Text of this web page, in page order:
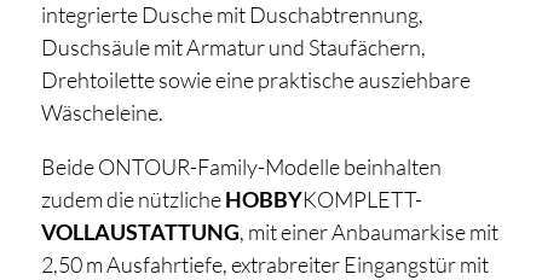
integrierte Dusche mit Duschabtrennung,
Duschsäule mit Armatur und Staufächern,
Drehtoilette sowie eine praktische ausziehbare
Wäscheleine.
Beide ONTOUR-Family-Modelle beinhalten
zudem die nützlicheHOBBYKOMPLETT-
VOLLAUSTATTUNG, mit einer Anbaumarkise mit
2,50 m Ausfahrtiefe, extrabreiter Eingangstür mit